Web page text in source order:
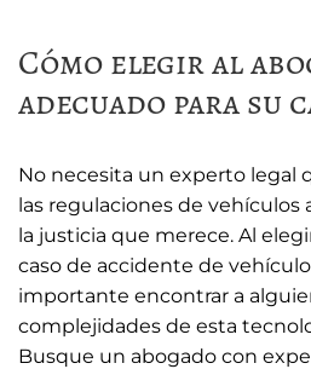
Cómo elegir al
adecuado para su
No necesita un experto legal
las regulaciones de vehículos
la justicia que merece. Al
caso de accidente de
importante encontrar a
complejidades de esta
Busque un abogado con